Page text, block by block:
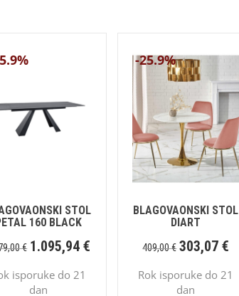
STOL
160 BLACK
€ 1.095,94€
isporuke do 21
dan
-25.9%
BLAGOVAONSKI STOL
DIART
409,00€ 303,07€
Rok isporuke do 21
dan